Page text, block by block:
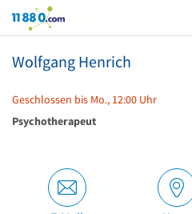
11880.com
Wolfgang Henrich
Geschlossen bis Mo., 12:00 Uhr
Psychotherapeut